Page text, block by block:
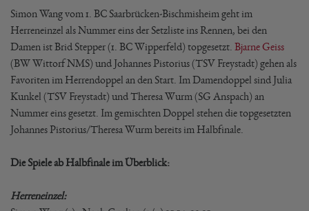
Simon Wang vom 1. BC Saarbrücken-Bischmisheim geht im
Herreneinzel als Nummer eins der Setzliste ins Rennen, bei den
Damen ist Brid Stepper (1. BC Wipperfeld) topgesetzt. Bjarne Geiss
(BW Wittorf NMS) und Johannes Pistorius (TSV Freystadt) gehen als
Favoriten im Herrendoppel an den Start. Im Damendoppel sind Julia
Kunkel (TSV Freystadt) und Theresa Wurm (SG Anspach) an
Nummer eins gesetzt. Im gemischten Doppel stehen die topgesetzten
Johannes Pistorius/Theresa Wurm bereits im Halbfinale.
Die Spiele ab Halbfinale im Überblick:
Herreneinzel: